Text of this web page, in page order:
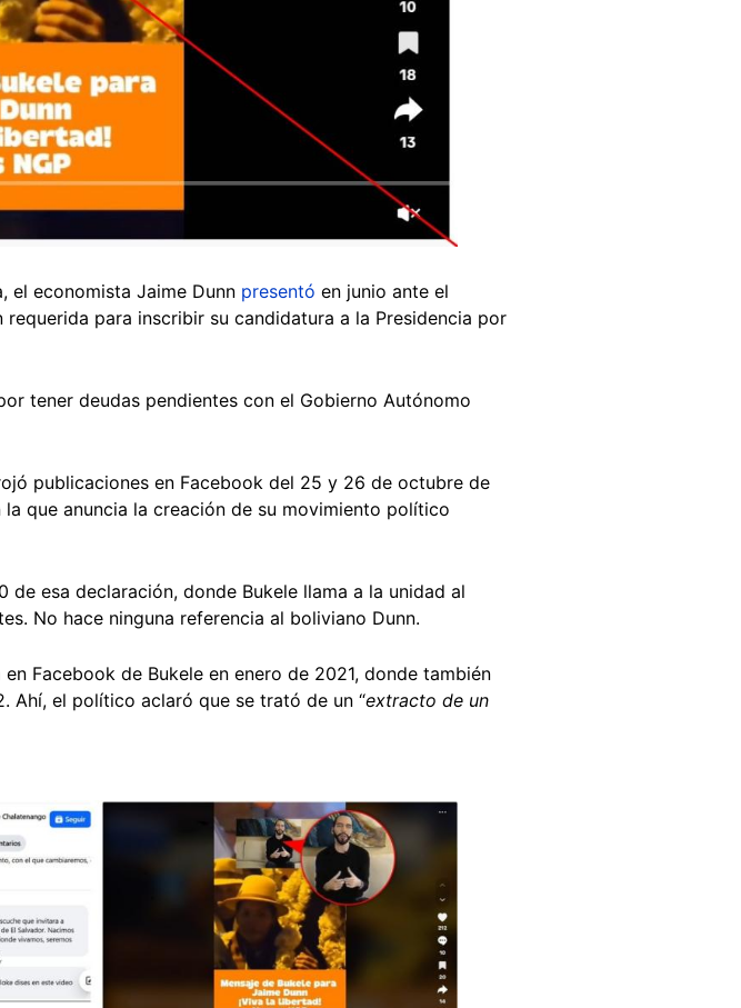
el economista Jaime Dunn presentó en junio ante el
para inscribir su candidatura a la Presidencia por
tener deudas pendientes con el Gobierno Autónomo
publicaciones en Facebook del 25 y 26 de octubre de
la que anuncia la creación de su movimiento político
esa declaración, donde Bukele llama a la unidad al
No hace ninguna referencia al boliviano Dunn.
en Facebook de Bukele en enero de 2021, donde también
Ahí, el político aclaró que se trató de un “extracto de un